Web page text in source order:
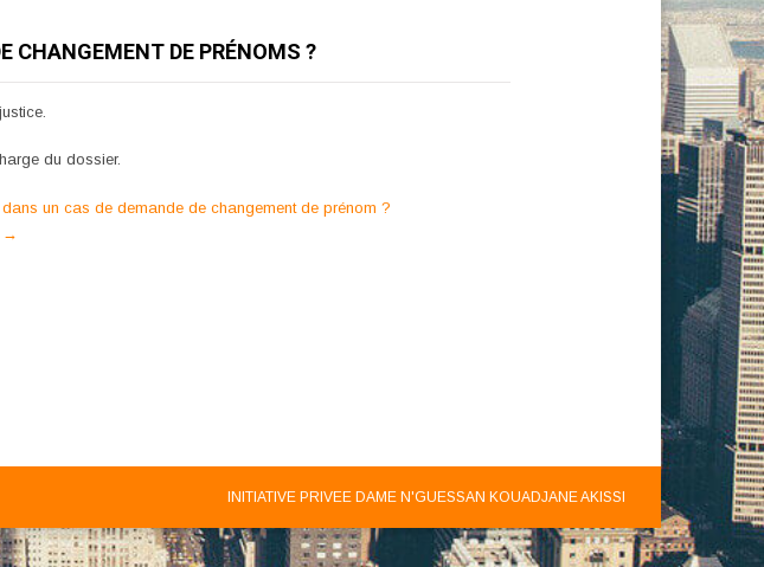
CHANGEMENT DE PRÉNOMS ?
du dossier.
un cas de demande de changement de prénom ?
→
INITIATIVE PRIVEE DAME N'GUESSAN KOUADJANE AKISSI